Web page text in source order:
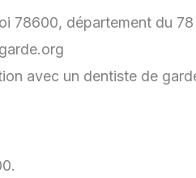
78600, département du
avec un dentiste de